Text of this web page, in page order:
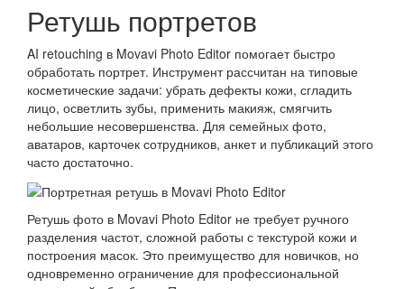
Ретушь портретов
AI retouching в Movavi Photo Editor помогает быстро
обработать портрет. Инструмент рассчитан на типовые
косметические задачи: убрать дефекты кожи, сгладить
лицо, осветлить зубы, применить макияж, смягчить
небольшие несовершенства. Для семейных фото,
аватаров, карточек сотрудников, анкет и публикаций этого
часто достаточно.
Ретушь фото в Movavi Photo Editor не требует ручного
разделения частот, сложной работы с текстурой кожи и
построения масок. Это преимущество для новичков, но
одновременно ограничение для профессиональной